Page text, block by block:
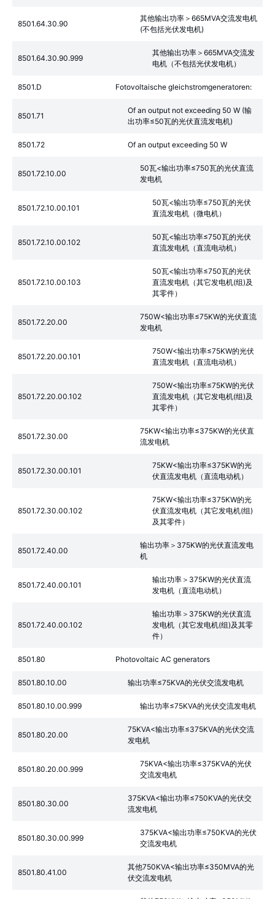
8501.64.30.90
其他输出功率＞665MVA交流发电机
(不包括光伏发电机)
8501.64.30.90.999
其他输出功率＞665MVA交流发
电机（不包括光伏发电机）
8501.D Fotovoltaische gleichstromgeneratoren:
8501.71
Of an output not exceeding 50 W (输
出功率≤50瓦的光伏直流发电机)
8501.72 Of an output exceeding 50 W
8501.72.10.00
50瓦<输出功率≤750瓦的光伏直流
发电机
8501.72.10.00.101
50瓦<输出功率≤750瓦的光伏
直流发电机（微电机）
8501.72.10.00.102
50瓦<输出功率≤750瓦的光伏
直流发电机（直流电动机）
8501.72.10.00.103
50瓦<输出功率≤750瓦的光伏
直流发电机（其它发电机(组)及
其零件）
8501.72.20.00
750W<输出功率≤75KW的光伏直流
发电机
8501.72.20.00.101
750W<输出功率≤75KW的光伏
直流发电机（直流电动机）
8501.72.20.00.102
750W<输出功率≤75KW的光伏
直流发电机（其它发电机(组)及
其零件）
8501.72.30.00
75KW<输出功率≤375KW的光伏直
流发电机
8501.72.30.00.101
75KW<输出功率≤375KW的光
伏直流发电机（直流电动机）
8501.72.30.00.102
75KW<输出功率≤375KW的光
伏直流发电机（其它发电机(组)
及其零件）
8501.72.40.00
输出功率＞375KW的光伏直流发电
机
8501.72.40.00.101
输出功率＞375KW的光伏直流
发电机（直流电动机）
8501.72.40.00.102
输出功率＞375KW的光伏直流
发电机（其它发电机(组)及其零
件）
8501.80 Photovoltaic AC generators
8501.80.10.00 输出功率≤75KVA的光伏交流发电机
8501.80.10.00.999 输出功率≤75KVA的光伏交流发电机
8501.80.20.00
75KVA<输出功率≤375KVA的光伏交流
发电机
8501.80.20.00.999
75KVA<输出功率≤375KVA的光伏
交流发电机
8501.80.30.00
375KVA<输出功率≤750KVA的光伏交
流发电机
8501.80.30.00.999
375KVA<输出功率≤750KVA的光伏
交流发电机
8501.80.41.00
其他750KVA<输出功率≤350MVA的光
伏交流发电机